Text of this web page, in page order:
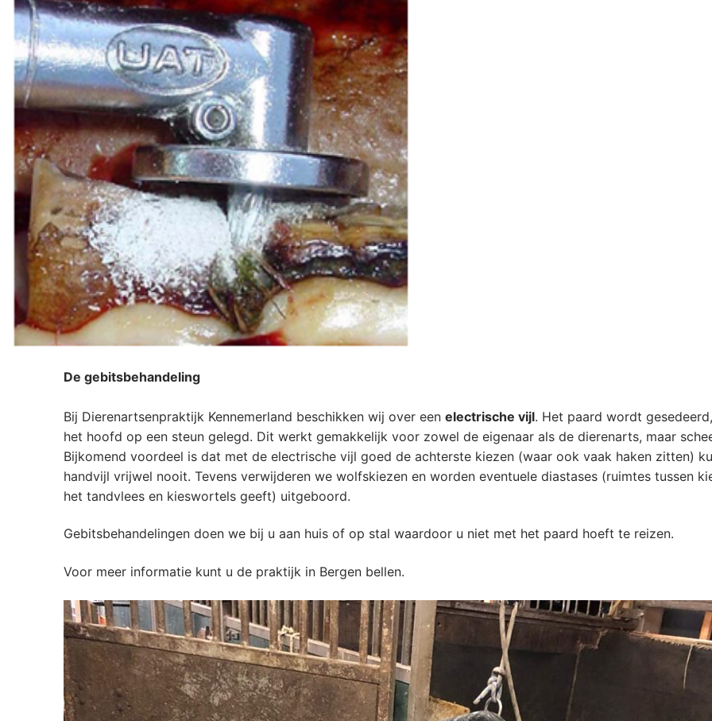
De gebitsbehandeling
Bij Dierenartsenpraktijk Kennemerland beschikken wij over een electrische vijl. Het paard wordt
het hoofd op een steun gelegd. Dit werkt gemakkelijk voor zowel de eigenaar als de dierenarts, maar
Bijkomend voordeel is dat met de electrische vijl goed de achterste kiezen (waar ook vaak haken zitten)
handvijl vrijwel nooit. Tevens verwijderen we wolfskiezen en worden eventuele diastases (ruimtes tussen
het tandvlees en kieswortels geeft) uitgeboord.
Gebitsbehandelingen doen we bij u aan huis of op stal waardoor u niet met het paard hoeft te reizen.
Voor meer informatie kunt u de praktijk in Bergen bellen.